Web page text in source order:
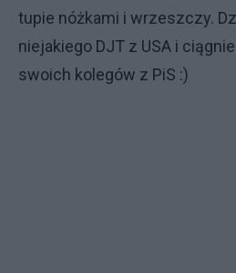
tupie nóżkami i wrzeszczy.
niejakiego DJT z USA i
swoich kolegów z PiS :)